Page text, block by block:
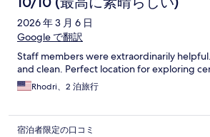
2026 年 3 月 6 日
Google で翻訳
Staff members were extraordinarily
and clean. Perfect location for exploring
Rhodri、2 泊旅行
宿泊者限定の口コミ